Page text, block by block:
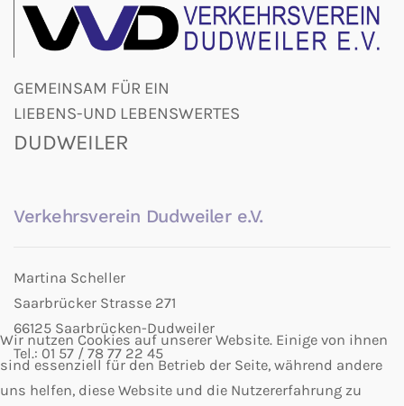
GEMEINSAM FÜR EIN
LIEBENS-UND LEBENSWERTES
DUDWEILER
Verkehrsverein Dudweiler e.V.
Martina Scheller
Saarbrücker Strasse 271
66125 Saarbrücken-Dudweiler
Tel.: 01 57 / 78 77 22 45
Wir nutzen Cookies auf unserer Website. Einige von ihnen
sind essenziell für den Betrieb der Seite, während andere
uns helfen, diese Website und die Nutzererfahrung zu